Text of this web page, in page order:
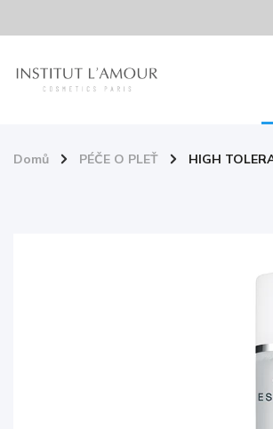
Domů / PÉČE O PLEŤ / HIGH